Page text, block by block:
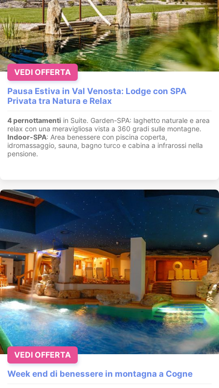
Pausa Estiva in Val Venosta: Lodge con SPA
Privata tra Natura e Relax
4 pernottamenti in Suite. Garden-SPA: laghetto naturale e area
relax con una meravigliosa vista a 360 gradi sulle montagne.
Indoor-SPA: Area benessere con piscina coperta,
idromassaggio, sauna, bagno turco e cabina a infrarossi nella
pensione.
VEDI OFFERTA
Week end di benessere in montagna a Cogne
VEDI OFFERTA